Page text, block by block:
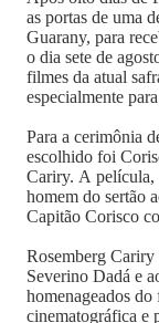
as portas de uma
Guarany, para
o dia sete de
filmes da atual
especialmente
Para a cerimônia
escolhido foi
Cariry. A película,
homem do sertão
Capitão Corisco
Rosemberg
Severino Dadá e
homenageados
cinematográfica e